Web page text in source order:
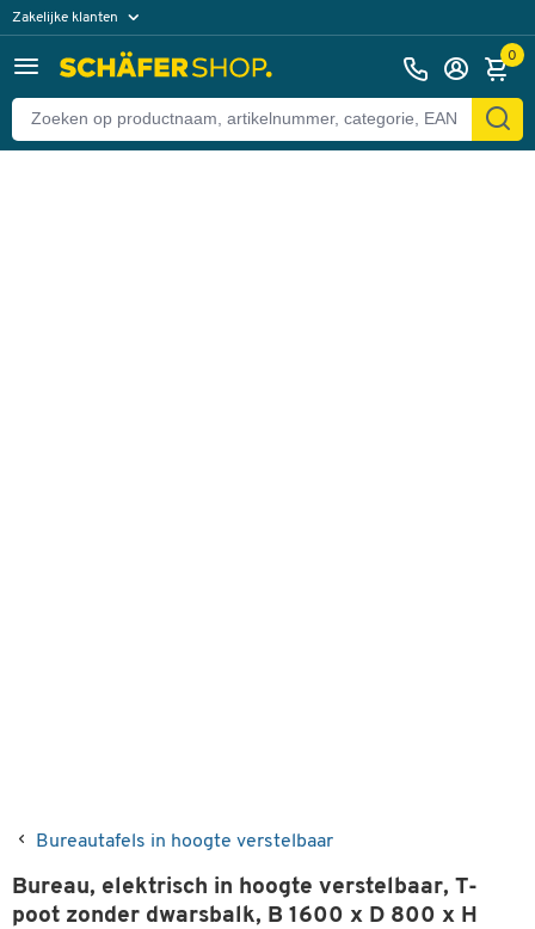
Zakelijke klanten
Particuliere klanten 0
Bureautafels in hoogte verstelbaar
Bureau, elektrisch in hoogte verstelbaar, T-
poot zonder dwarsbalk, B 1600 x D 800 x H
Terug